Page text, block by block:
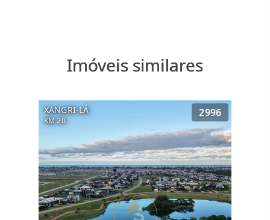
Imóveis similares
XANGRI-LÁ
KM 20
2996